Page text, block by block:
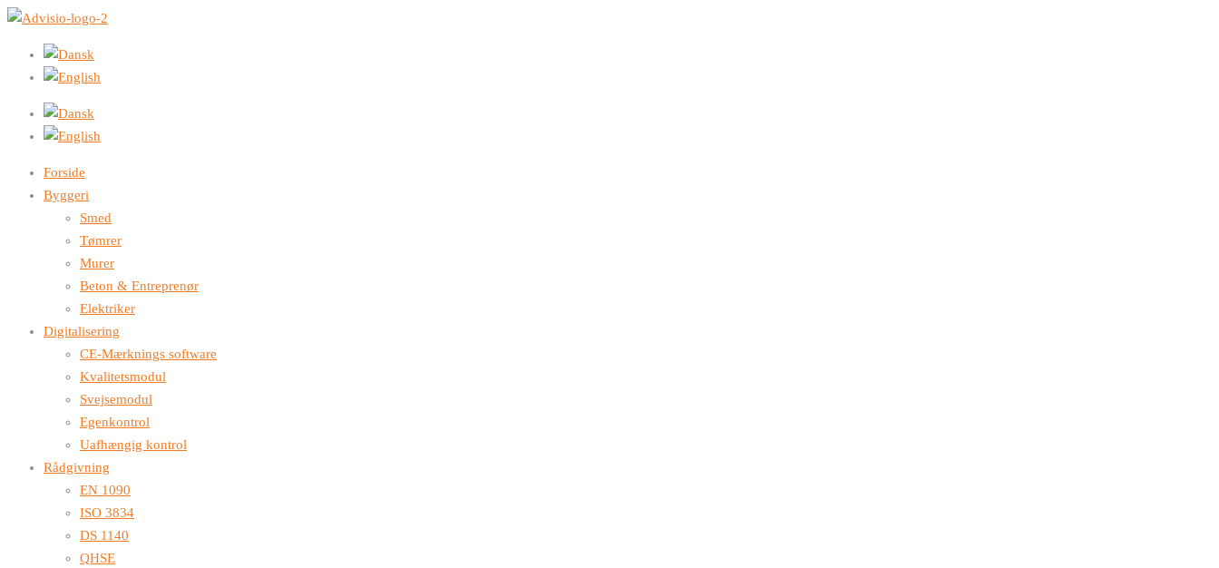
Forside
Byggeri
Smed
Tømrer
Murer
Beton & Entreprenør
Elektriker
Digitalisering
CE-Mærknings software
Kvalitetsmodul
Svejsemodul
Egenkontrol
Uafhængig kontrol
Rådgivning
EN 1090
ISO 3834
DS 1140
QHSE